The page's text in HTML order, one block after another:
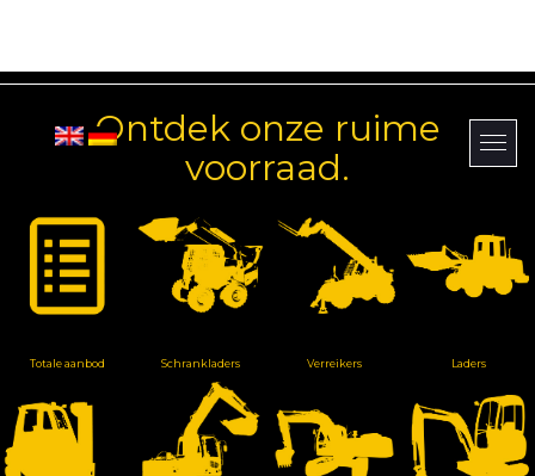
Ontdek onze ruime
voorraad.
Totale aanbod Schrankladers Verreikers Laders